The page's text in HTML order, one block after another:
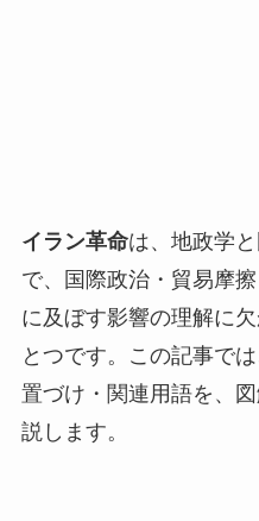
イラン革命は、地政学
で、国際政治・貿易摩
に及ぼす影響の理解に
とつです。この記事で
置づけ・関連用語を、
説します。